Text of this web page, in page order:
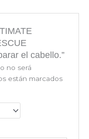
el cabello.”
no será
están marcados